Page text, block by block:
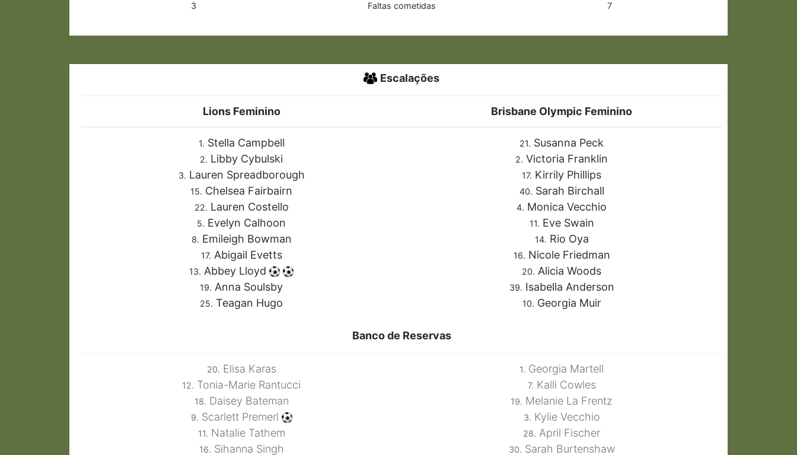
3 Faltas cometidas 7
Escalações
Lions Feminino Brisbane Olympic Feminino
1. Stella Campbell
2. Libby Cybulski
3. Lauren Spreadborough
15. Chelsea Fairbairn
22. Lauren Costello
5. Evelyn Calhoon
8. Emileigh Bowman
17. Abigail Evetts
13. Abbey Lloyd
19. Anna Soulsby
25. Teagan Hugo
21. Susanna Peck
2. Victoria Franklin
17. Kirrily Phillips
40. Sarah Birchall
4. Monica Vecchio
11. Eve Swain
14. Rio Oya
16. Nicole Friedman
20. Alicia Woods
39. Isabella Anderson
10. Georgia Muir
Banco de Reservas
20. Elisa Karas
12. Tonia-Marie Rantucci
18. Daisey Bateman
9. Scarlett Premerl
11. Natalie Tathem
16. Sihanna Singh
1. Georgia Martell
7. Kalli Cowles
19. Melanie La Frentz
3. Kylie Vecchio
28. April Fischer
30. Sarah Burtenshaw